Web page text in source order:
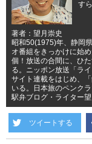
す
著者：望月崇史
昭和50(1975)年、静岡
オ番組をきっかけに始
個！放送の合間に、ひ
る。ニッポン放送「ラ
サイト連載をはじめ、
いる。日本旅のペンクラ
駅弁ブログ・ライター
ツイートする